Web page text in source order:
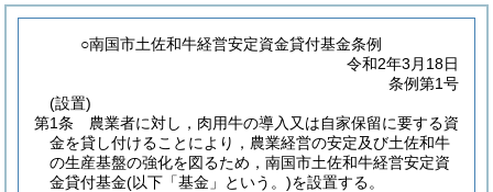
○南国市土佐和牛経営安定資金貸付基金条例
令和2年3月18日
条例第1号
(設置)
第1条
農業者に対し，肉用牛の導入又は自家保留に要する資
金を貸し付けることにより，農業経営の安定及び土佐和牛
の生産基盤の強化を図るため，南国市土佐和牛経営安定資
金貸付基金(以下「基金」という。)を設置する。